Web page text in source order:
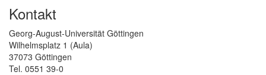
Kontakt
Georg-August-Universität Göttingen
Wilhelmsplatz 1 (Aula)
37073 Göttingen
Tel. 0551 39-0